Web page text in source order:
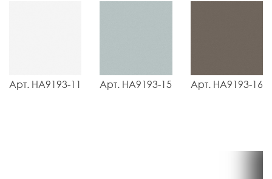
Арт. НА9193-11 Арт. НА9193-15 Арт. НА9193-16